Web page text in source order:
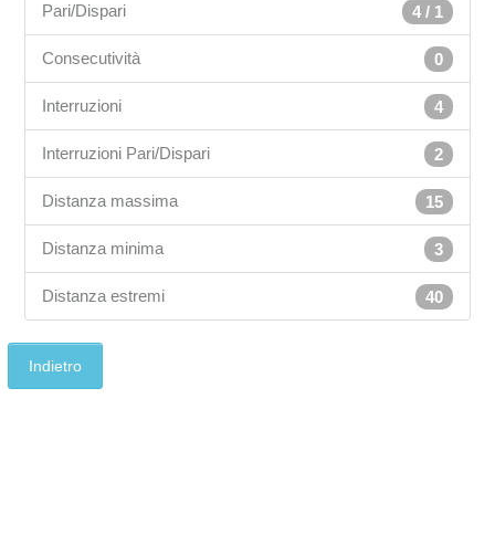
4 / 1
Pari/Dispari
0
Consecutività
4
Interruzioni
2
Interruzioni Pari/Dispari
15
Distanza massima
3
Distanza minima
40
Distanza estremi